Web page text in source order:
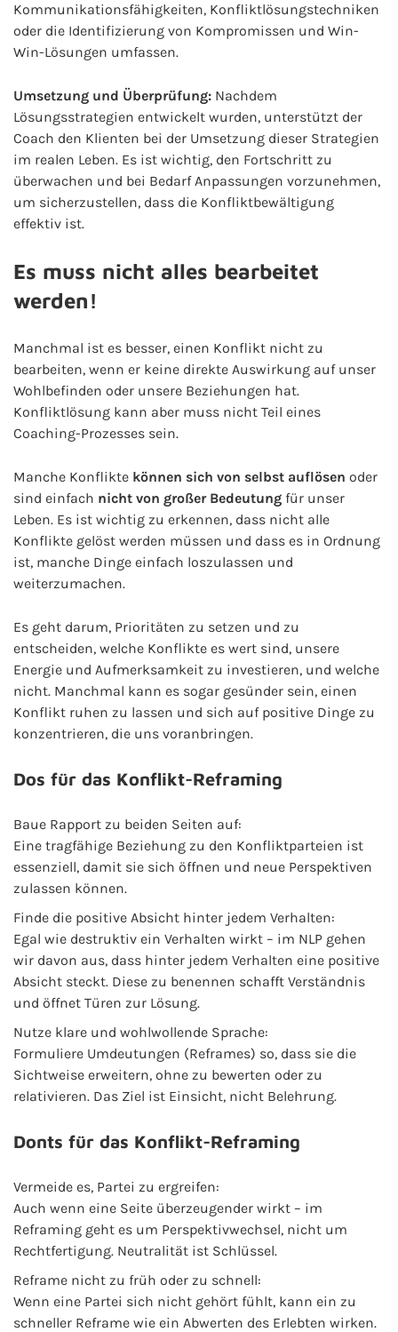
Kommunikationsfähigkeiten, Konfliktlösungstechniken
oder die Identifizierung von Kompromissen und Win-
Win-Lösungen umfassen.
Umsetzung und Überprüfung: Nachdem
Lösungsstrategien entwickelt wurden, unterstützt der
Coach den Klienten bei der Umsetzung dieser Strategien
im realen Leben. Es ist wichtig, den Fortschritt zu
überwachen und bei Bedarf Anpassungen vorzunehmen,
um sicherzustellen, dass die Konfliktbewältigung
effektiv ist.
Es muss nicht alles bearbeitet
werden!
Manchmal ist es besser, einen Konflikt nicht zu
bearbeiten, wenn er keine direkte Auswirkung auf unser
Wohlbefinden oder unsere Beziehungen hat.
Konfliktlösung kann aber muss nicht Teil eines
Coaching-Prozesses sein.
Manche Konflikte können sich von selbst auflösen oder
sind einfach nicht von großer Bedeutung für unser
Leben. Es ist wichtig zu erkennen, dass nicht alle
Konflikte gelöst werden müssen und dass es in Ordnung
ist, manche Dinge einfach loszulassen und
weiterzumachen.
Es geht darum, Prioritäten zu setzen und zu
entscheiden, welche Konflikte es wert sind, unsere
Energie und Aufmerksamkeit zu investieren, und welche
nicht. Manchmal kann es sogar gesünder sein, einen
Konflikt ruhen zu lassen und sich auf positive Dinge zu
konzentrieren, die uns voranbringen.
Dos für das Konflikt-Reframing
Baue Rapport zu beiden Seiten auf:
Eine tragfähige Beziehung zu den Konfliktparteien ist
essenziell, damit sie sich öffnen und neue Perspektiven
zulassen können.
Finde die positive Absicht hinter jedem Verhalten:
Egal wie destruktiv ein Verhalten wirkt – im NLP gehen
wir davon aus, dass hinter jedem Verhalten eine positive
Absicht steckt. Diese zu benennen schafft Verständnis
und öffnet Türen zur Lösung.
Nutze klare und wohlwollende Sprache:
Formuliere Umdeutungen (Reframes) so, dass sie die
Sichtweise erweitern, ohne zu bewerten oder zu
relativieren. Das Ziel ist Einsicht, nicht Belehrung.
Donts für das Konflikt-Reframing
Vermeide es, Partei zu ergreifen:
Auch wenn eine Seite überzeugender wirkt – im
Reframing geht es um Perspektivwechsel, nicht um
Rechtfertigung. Neutralität ist Schlüssel.
Reframe nicht zu früh oder zu schnell:
Wenn eine Partei sich nicht gehört fühlt, kann ein zu
schneller Reframe wie ein Abwerten des Erlebten wirken.